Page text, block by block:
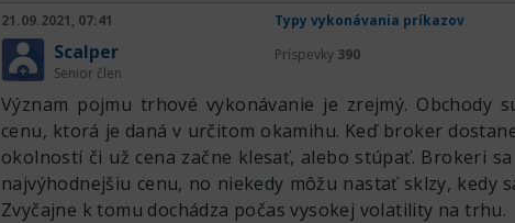
21.09.2021, 07:41 Typy vykonávania príkazov
Scalper
Senior člen
Príspevky 390
Význam pojmu trhové vykonávanie je zrejmý. Obchody
cenu, ktorá je daná v určitom okamihu. Keď broker
okolností či už cena začne klesať, alebo stúpať. Brokeri
najvýhodnejšiu cenu, no niekedy môžu nastať sklzy, kedy
Zvyčajne k tomu dochádza počas vysokej volatility na trhu.